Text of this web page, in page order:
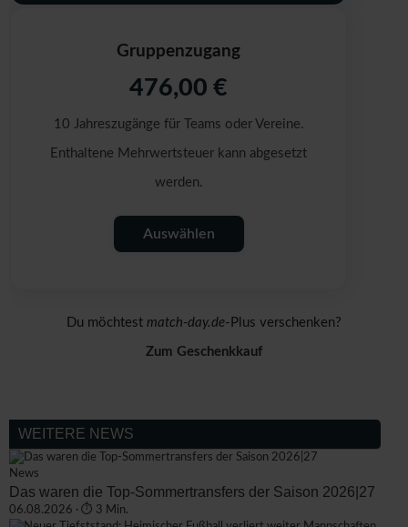
Gruppenzugang
476,00 €
10 Jahreszugänge für Teams oder Vereine.
Enthaltene Mehrwertsteuer kann abgesetzt
werden.
Auswählen
Du möchtest match-day.de-Plus verschenken?
Zum Geschenkkauf
WEITERE NEWS
News
Das waren die Top-Sommertransfers der Saison 2026|27
06.08.2026 · ⏱ 3 Min.